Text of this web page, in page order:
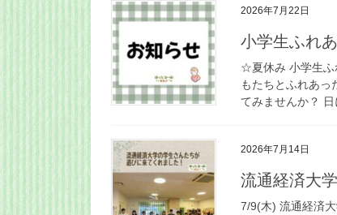
2026年7月22日
小学生ふれ
☆夏休み 小学生ふ
もたちとふれあっ
てみませんか？
2026年7月14日
流通経済大
7/9(木) 流通経済